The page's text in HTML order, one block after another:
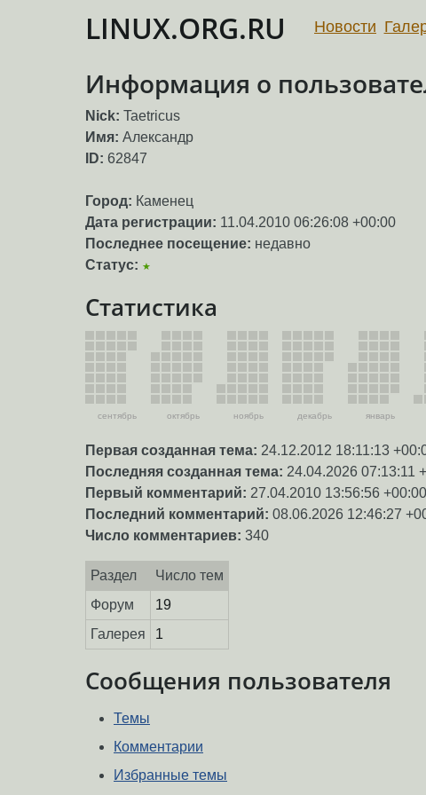
LINUX.ORG.RU Новости
Информация о
Nick: Taetricus
Имя: Александр
ID: 62847
Город: Каменец
Дата регистрации: 11.04.2010 06:26:08 +00:00
Последнее посещение: недавно
Статус: ★
Статистика
сентябрь октябрь ноябрь декабрь январь
Первая созданная тема: 24.12.2012 18:11:13
Последняя созданная тема: 24.04.2026 07:13:11
Первый комментарий: 27.04.2010 13:56:56 +00:00
Последний комментарий: 08.06.2026 12:46:27
Число комментариев: 340
Раздел
Число тем
Форум
19
Галерея
1
Сообщения пользователя
Темы
Комментарии
Избранные темы